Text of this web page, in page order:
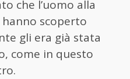
che l’uomo alla
scoperto
gli era già stata
come in questo